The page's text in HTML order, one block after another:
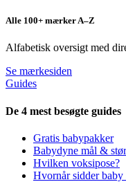
Alle 100+ mærker A–Z
Alfabetisk oversigt med
Se mærkesiden
Guides
De 4 mest besøgte guides
Gratis babypakker
Babydyne mål &
Hvilken voksipose?
Hvornår sidder baby